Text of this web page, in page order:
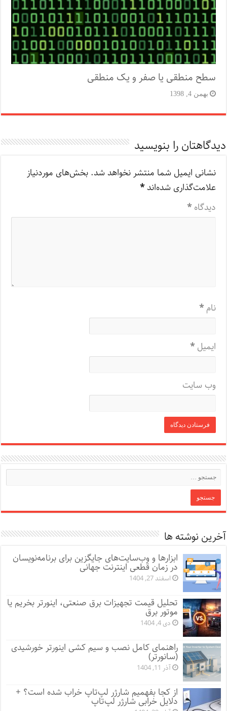
سطح منطقی یا صفر و یک منطقی
بهمن 4, 1398
دیدگاهتان را بنویسید
نشانی ایمیل شما منتشر نخواهد شد. بخش‌های موردنیاز
علامت‌گذاری شده‌اند*
دیدگاه*
نام*
ایمیل*
وب‌ سایت
آخرین نوشته ها
ابزارها و وب‌سایت‌های جایگزین برای برنامه‌نویسان
در زمان قطعی اینترنت جهانی
اسفند 27, 1404
تحلیل قیمت تجهیزات برق صنعتی، اینورتر بخریم یا
موتور برق
دی 4, 1404
راهنمای کامل نصب و سیم کشی اینورتر خورشیدی
(سانورتر)
آذر 11, 1404
از کجا بفهمیم شارژر لپ‌تاپ خراب شده است؟ +
دلایل خرابی شارژر لپ‌تاپ